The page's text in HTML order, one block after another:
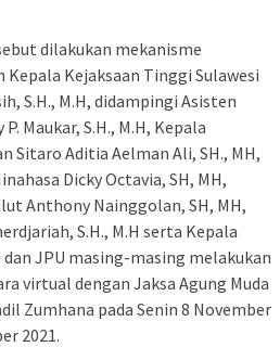
dilakukan mekanisme
Kejaksaan Tinggi Sulawesi
S.H., M.H, didampingi Asisten
Maukar, S.H., M.H, Kepala
Sitaro Aditia Aelman Ali, SH., MH,
Dicky Octavia, SH, MH,
Anthony Nainggolan, SH, MH,
S.H., M.H serta Kepala
JPU masing-masing melakukan
virtual dengan Jaksa Agung Muda
Zumhana pada Senin 8 November
2021.